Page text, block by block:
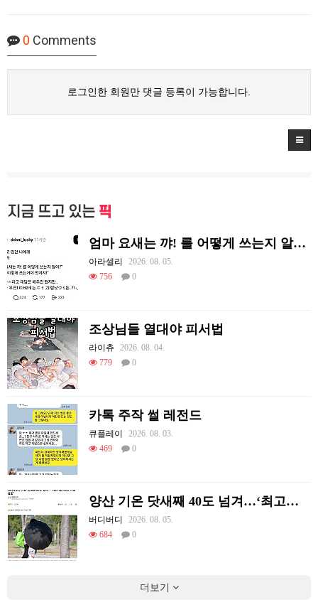
0 Comments
로그인한 회원만 댓글 등록이 가능합니다.
지금 뜨고 있는 픽
엄마 요새는 꺄! 를 어떻게 쓰는지 알아?
아라셀리
2026. 08. 05.
756
0
조상님들 열대야 피서법
라이츄
2026. 08. 04.
779
0
카톡 주작 썰 레전드
큐플레이
2026. 08. 03.
469
0
양산 기온 닷새째 40도 넘겨…‘최고기온 42도 가능성도’
버디버디
2026. 08. 05.
684
0
더보기